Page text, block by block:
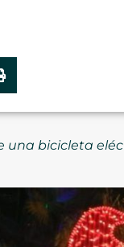
una bicicleta